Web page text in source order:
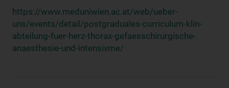
https://www.meduniwien.ac.at/web/ueber-
uns/events/detail/postgraduales-curriculum-klin-
abteilung-fuer-herz-thorax-gefaesschirurgische-
anaesthesie-und-intensivme/